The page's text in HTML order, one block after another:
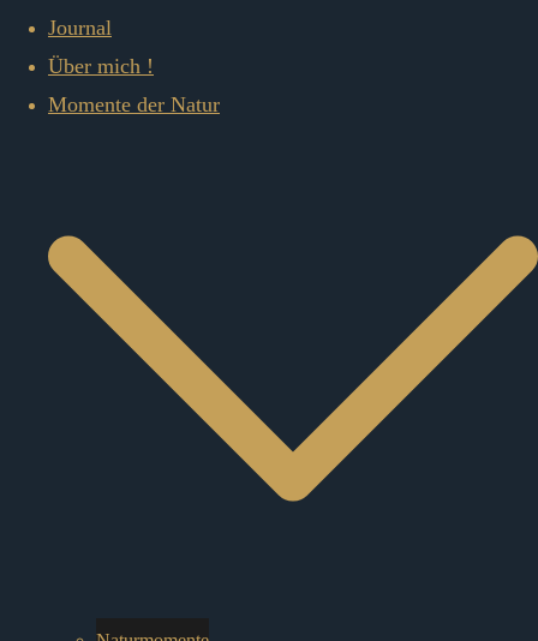
Journal
Über mich !
Momente der Natur